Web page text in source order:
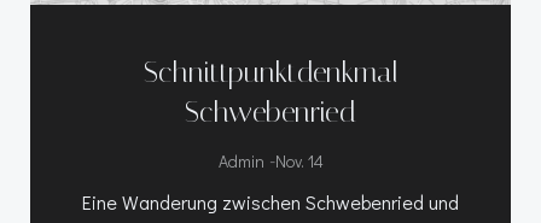
Schnittpunktdenkmal
Schwebenried
Admin -Nov. 14
Eine Wanderung zwischen Schwebenried und